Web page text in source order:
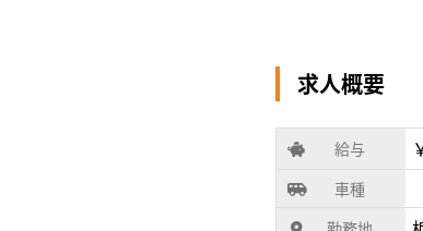
求人概要
給与
車種